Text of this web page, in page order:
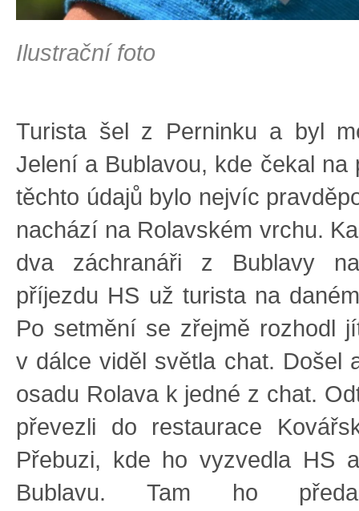
Ilustrační foto
Turista šel z Perninku a byl
Jelení a Bublavou, kde čekal na
těchto údajů bylo nejvíc
nachází na Rolavském vrchu.
dva záchranáři z Bublavy
příjezdu HS už turista na
Po setmění se zřejmě rozhodl
v dálce viděl světla chat. Došel
osadu Rolava k jedné z chat.
převezli do restaurace
Přebuzi, kde ho vyzvedla HS
Bublavu. Tam ho